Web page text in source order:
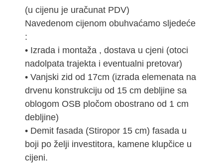
(u cijenu je uračunat PDV)
Navedenom cijenom obuhvaćamo sljedeće
:
• Izrada i montaža , dostava u cjeni (otoci
nadolpata trajekta i eventualni pretovar)
• Vanjski zid od 17cm (izrada elemenata na
drvenu konstrukciju od 15 cm debljine sa
oblogom OSB pločom obostrano od 1 cm
debljine)
• Demit fasada (Stiropor 15 cm) fasada u
boji po želji investitora, kamene klupčice u
cijeni.